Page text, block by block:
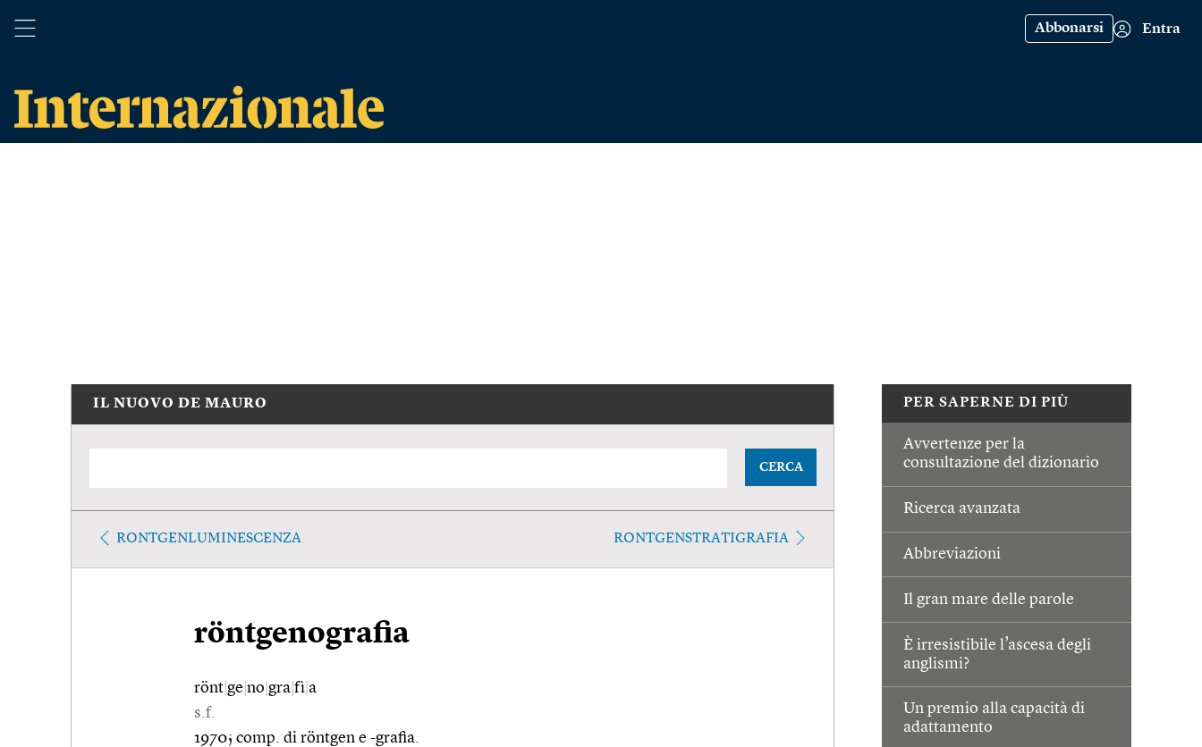
Abbonarsi Entra
PER SAPERNE DI PIÙ
Avvertenze per la
consultazione del dizionario
Ricerca avanzata
Abbreviazioni
Il gran mare delle parole
È irresistibile l’ascesa degli
anglismi?
Un premio alla capacità di
adattamento
IL NUOVO DE MAURO
CERCA
RONTGENLUMINESCENZA RONTGENSTRATIGRAFIA
röntgenografia
rönt ge no gra fì a
s.f.
1970; comp. di röntgen e -grafia.